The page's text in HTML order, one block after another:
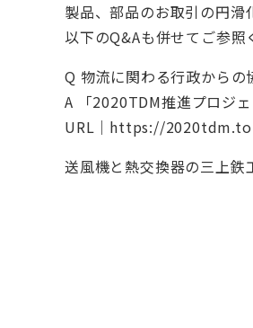
製品、部品のお取引の円滑
以下のQ&Aも併せてご参照
Q 物流に関わる行政からの
A 「2020TDM推進プロジ
URL｜https://
送風機と熱交換器の三上鉄